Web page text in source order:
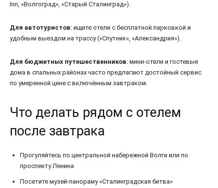
Inn, «Волгоград», «Старый Сталинград»).
Для автотуристов: ищите отели с бесплатной парковкой и
удобным выездом на трассу («Спутник», «Александрия»).
Для бюджетных путешественников: мини-отели и гостевые
дома в спальных районах часто предлагают достойный сервис
по умеренной цене с включённым завтраком.
Что делать рядом с отелем
после завтрака
Прогуляйтесь по центральной набережной Волги или по
проспекту Ленина
Посетите музей-панораму «Сталинградская битва»